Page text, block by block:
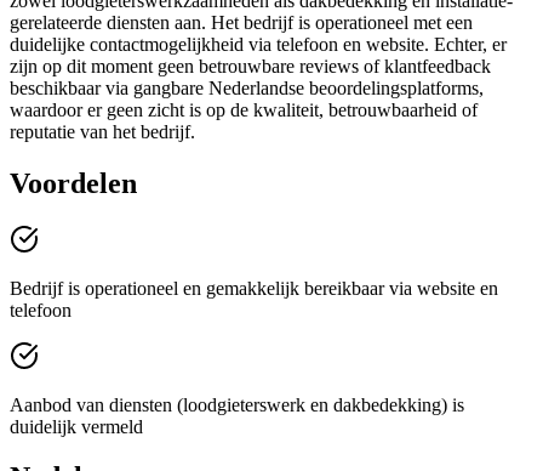
gerelateerde diensten aan. Het bedrijf is operationeel met een
duidelijke contactmogelijkheid via telefoon en website. Echter, er
zijn op dit moment geen betrouwbare reviews of klantfeedback
beschikbaar via gangbare Nederlandse beoordelingsplatforms,
waardoor er geen zicht is op de kwaliteit, betrouwbaarheid of
reputatie van het bedrijf.
Voordelen
Bedrijf is operationeel en gemakkelijk bereikbaar via website en
telefoon
Aanbod van diensten (loodgieterswerk en dakbedekking) is
duidelijk vermeld